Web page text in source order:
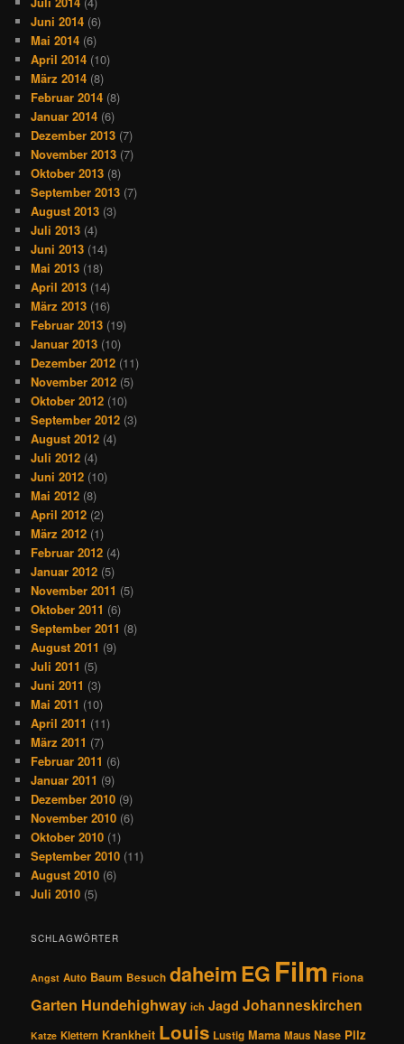
Juni 2014 (6)
Mai 2014 (6)
April 2014 (10)
März 2014 (8)
Februar 2014 (8)
Januar 2014 (6)
Dezember 2013 (7)
November 2013 (7)
Oktober 2013 (8)
September 2013 (7)
August 2013 (3)
Juli 2013 (4)
Juni 2013 (14)
Mai 2013 (18)
April 2013 (14)
März 2013 (16)
Februar 2013 (19)
Januar 2013 (10)
Dezember 2012 (11)
November 2012 (5)
Oktober 2012 (10)
September 2012 (3)
August 2012 (4)
Juli 2012 (4)
Juni 2012 (10)
Mai 2012 (8)
April 2012 (2)
März 2012 (1)
Februar 2012 (4)
Januar 2012 (5)
November 2011 (5)
Oktober 2011 (6)
September 2011 (8)
August 2011 (9)
Juli 2011 (5)
Juni 2011 (3)
Mai 2011 (10)
April 2011 (11)
März 2011 (7)
Februar 2011 (6)
Januar 2011 (9)
Dezember 2010 (9)
November 2010 (6)
Oktober 2010 (1)
September 2010 (11)
August 2010 (6)
Juli 2010 (5)
SCHLAGWÖRTER
Angst Auto Baum Besuch daheimEG Film Fiona
Garten Hundehighway ich Jagd Johanneskirchen
Katze Klettern Krankheit Louis Lustig Mama Maus Nase Pilz